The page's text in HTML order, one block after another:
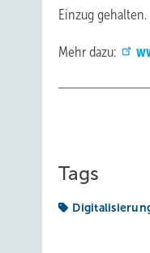
Einzug gehalten.
Mehr dazu:
Tags